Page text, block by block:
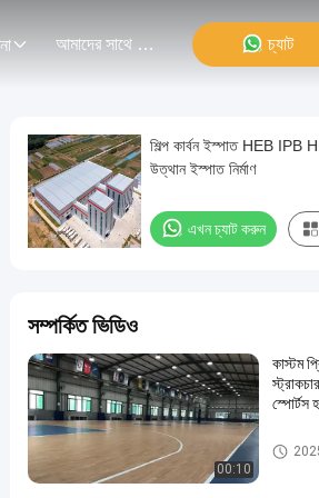
আমাদের সাথে যোগাযোগ চ্যাট
শিল্প কার্বন ইস্পাত HEB IPB H
উত্থান ইস্পাত নির্মাণ
এখন চ্যাট করুন
সম্পর্কিত ভিডিও
00:10
কাস্টম
স্পোর্টস
ইস্পাত